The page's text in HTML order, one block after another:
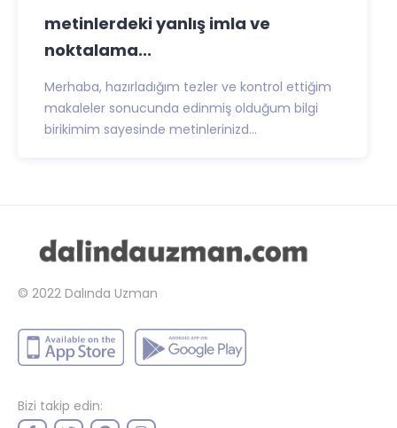
metinlerdeki yanlış imla ve
noktalama...
Merhaba, hazırladığım tezler ve kontrol ettiğim
makaleler sonucunda edinmiş olduğum bilgi
birikimim sayesinde metinlerinizd...
© 2022 Dalında Uzman
Bizi takip edin: